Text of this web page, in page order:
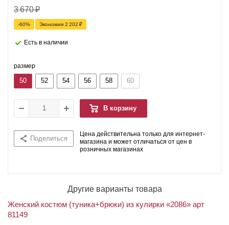
3 670₽
-60% Экономия 2 202 ₽
Есть в наличии
размер
50 52 54 56 58 60
В корзину
Поделиться
Цена действительна только для интернет-
магазина и может отличаться от цен в
розничных магазинах
Другие варианты товара
Женский костюм (туника+брюки) из кулирки «2086» арт
81149